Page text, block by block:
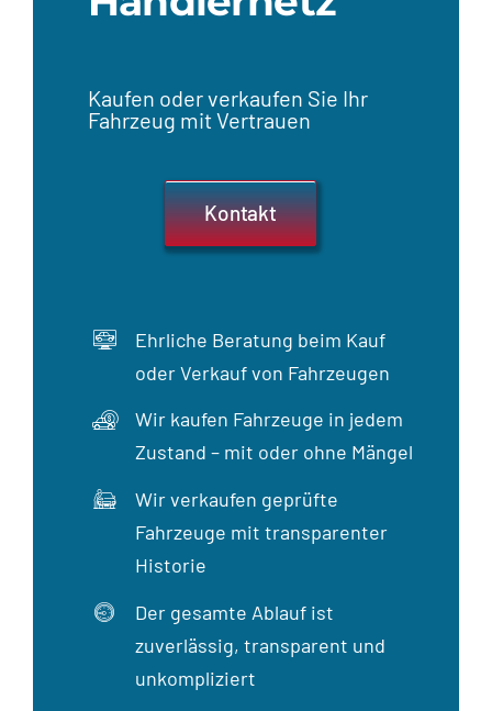
Kaufen oder verkaufen Sie Ihr
Fahrzeug mit Vertrauen
Kontakt
Ehrliche Beratung beim Kauf
oder Verkauf von Fahrzeugen
Wir kaufen Fahrzeuge in jedem
Zustand – mit oder ohne Mängel
Wir verkaufen geprüfte
Fahrzeuge mit transparenter
Historie
Der gesamte Ablauf ist
zuverlässig, transparent und
unkompliziert